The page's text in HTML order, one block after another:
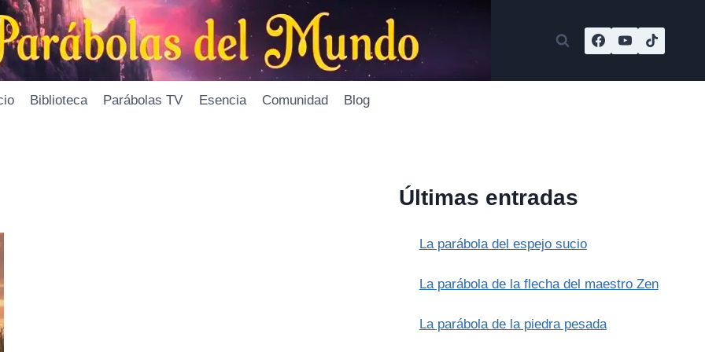
Biblioteca Parábolas TV Esencia Comunidad Blog
Últimas entradas
La parábola del espejo sucio
La parábola de la flecha del maestro Zen
La parábola de la piedra pesada